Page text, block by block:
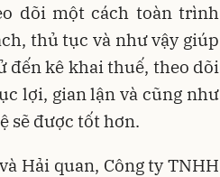
dõi một cách toàn trình
thủ tục và như vậy giúp
đến kê khai thuế, theo dõi
lợi, gian lận và cũng như
sẽ được tốt hơn.
Hải quan, Công ty TNHH